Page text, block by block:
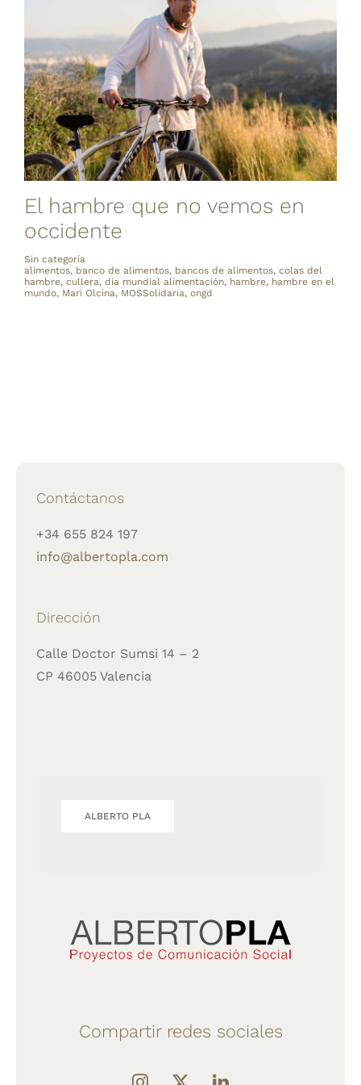
El hambre que no vemos en
occidente
Sin categoría
alimentos, banco de alimentos, bancos de alimentos, colas del
hambre, cullera, día mundial alimentación, hambre, hambre en el
mundo, Mari Olcina, MOSSolidaria, ongd
Contáctanos
+34 655 824 197
info@albertopla.com
Dirección
Calle Doctor Sumsi 14 – 2
CP 46005 Valencia
ALBERTO PLA
Compartir redes sociales